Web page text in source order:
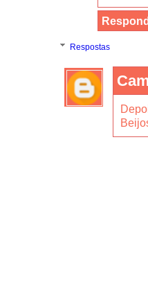
Respostas